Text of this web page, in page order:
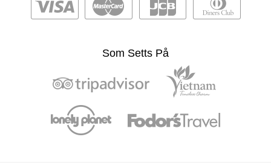
Som Setts På